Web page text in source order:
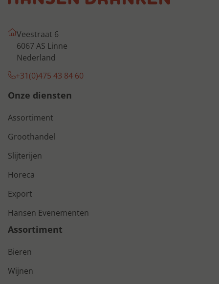
Veestraat 6
6067 AS Linne
Nederland
+31(0)475 43 84 60
Onze diensten
Assortiment
Groothandel
Slijterijen
Horeca
Export
Hansen Evenementen
Assortiment
Bieren
Wijnen